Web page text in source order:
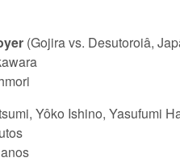
(Gojira vs. Desutoroiâ,
Yôko Ishino, Yasufumi